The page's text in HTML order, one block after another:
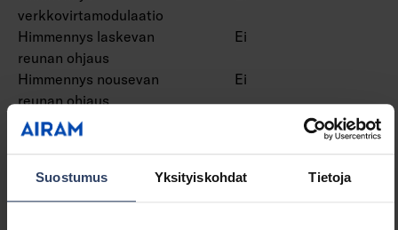
Suostumus Yksityiskohdat Tietoja
verkkovirtamodulaatio
Himmennys laskevan
reunan ohjaus
Ei
Himmennys nousevan
reunan ohjaus
Ei
Himmennys ohjelmoitavissa
Reduction
Hipaisuhimmennys